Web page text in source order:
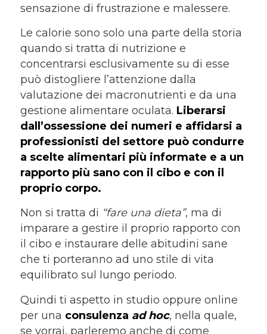
sensazione di frustrazione e malessere.
Le calorie sono solo una parte della storia
quando si tratta di nutrizione e
concentrarsi esclusivamente su di esse
può distogliere l’attenzione dalla
valutazione dei macronutrienti e da una
gestione alimentare oculata. Liberarsi
dall’ossessione dei numeri e affidarsi a
professionisti del settore può condurre
a scelte alimentari più informate e a un
rapporto più sano con il cibo e con il
proprio corpo.
Non si tratta di “fare una dieta”, ma di
imparare a gestire il proprio rapporto con
il cibo e instaurare delle abitudini sane
che ti porteranno ad uno stile di vita
equilibrato sul lungo periodo.
Quindi ti aspetto in studio oppure online
per una consulenza ad hoc, nella quale,
se vorrai, parleremo anche di come